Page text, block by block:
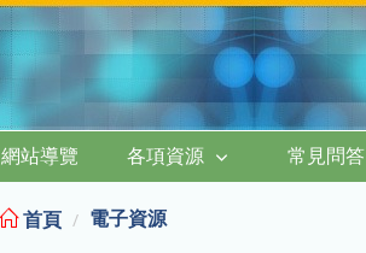
網站導覽 各項資源 常見問答
首頁 電子資源